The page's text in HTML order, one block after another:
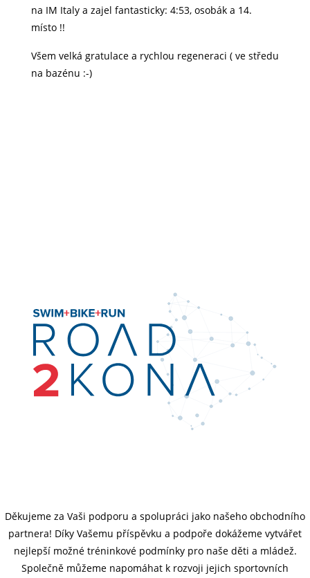
na IM Italy a zajel fantasticky: 4:53, osobák a 14.
místo !!
Všem velká gratulace a rychlou regeneraci ( ve středu
na bazénu :-)
Děkujeme za Vaši podporu a spolupráci jako našeho obchodního
partnera! Díky Vašemu příspěvku a podpoře dokážeme vytvářet
nejlepší možné tréninkové podmínky pro naše děti a mládež.
Společně můžeme napomáhat k rozvoji jejich sportovních